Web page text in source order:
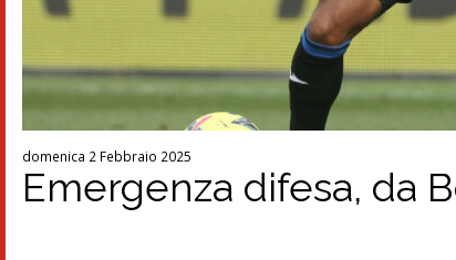
domenica 2 Febbraio 2025
Emergenza difesa, da